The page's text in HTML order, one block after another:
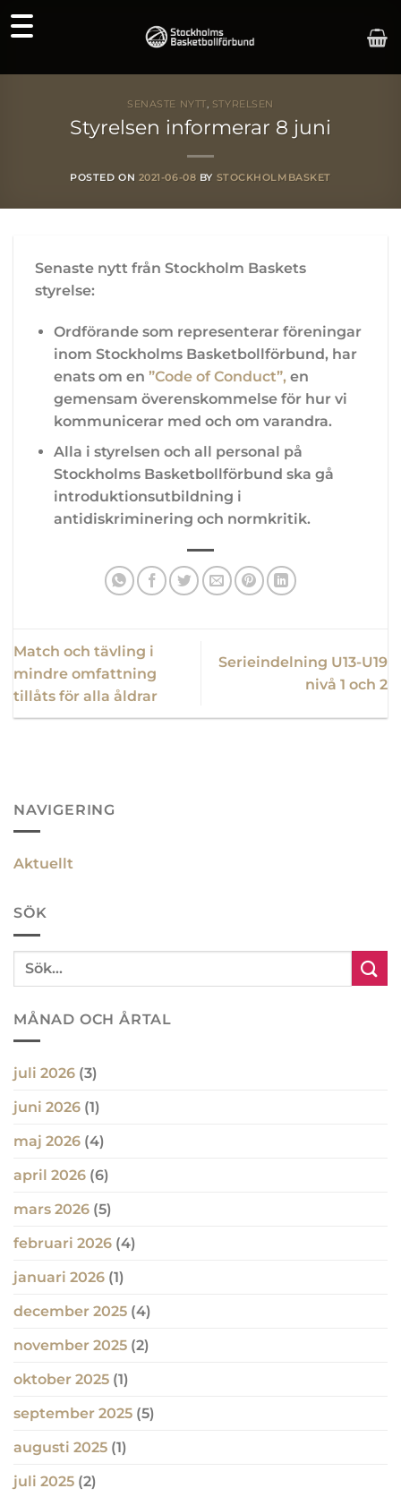
Skip
to
SENASTE NYTT, STYRELSEN
Styrelsen informerar 8 juni
POSTED ON 2021-06-08 BY STOCKHOLMBASKET
Senaste nytt från Stockholm Baskets
styrelse:
Ordförande som representerar föreningar
inom Stockholms Basketbollförbund, har
enats om en ”Code of Conduct”,en
gemensam överenskommelse för hur vi
kommunicerar med och om varandra.
Alla i styrelsen och all personal på
Stockholms Basketbollförbund ska gå
introduktionsutbildning i
antidiskriminering och normkritik.
Match och tävling i
mindre omfattning
tillåts för alla åldrar
Serieindelning U13-U19
nivå 1 och 2
NAVIGERING
Aktuellt
SÖK
MÅNAD OCH ÅRTAL
juli 2026 (3)
juni 2026 (1)
maj 2026 (4)
april 2026 (6)
mars 2026 (5)
februari 2026 (4)
januari 2026 (1)
december 2025 (4)
november 2025 (2)
oktober 2025 (1)
september 2025 (5)
augusti 2025 (1)
juli 2025 (2)